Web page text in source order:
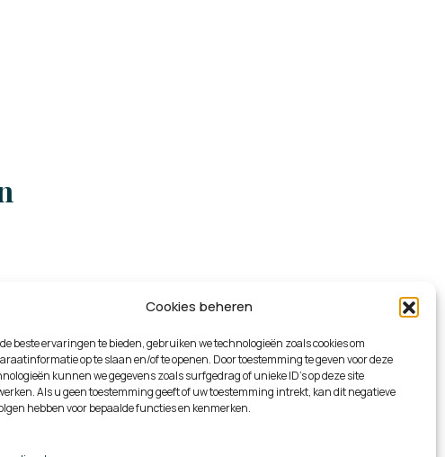
Cookies beheren
beste ervaringen te bieden, gebruiken we technologieën zoals cookies om
op te slaan en/of te openen. Door toestemming te geven voor deze
kunnen we gegevens zoals surfgedrag of unieke ID's op deze site
Als u geen toestemming geeft of uw toestemming intrekt, kan dit negatieve
hebben voor bepaalde functies en kenmerken.